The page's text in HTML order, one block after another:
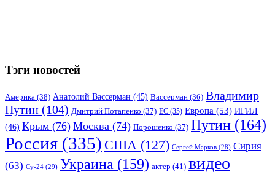
Тэги новостей
Америка (38) Анатолий Вассерман (45) Вассерман (36) Владимир
Путин (104) Дмитрий Потапенко (37) ЕС (35) Европа (53) ИГИЛ
(46) Крым (76) Москва (74) Порошенко (37) Путин (164)
Россия (335) США (127) Сергей Марков (28) Сирия
(63) Су-24 (29) Украина (159) актер (41) видео